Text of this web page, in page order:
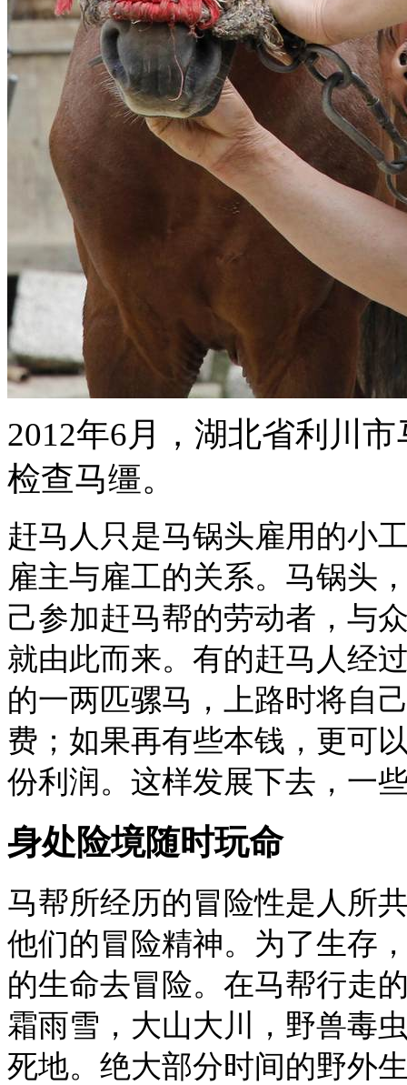
2012年6月，湖北省利川
检查马缰。
赶马人只是马锅头雇用的小
雇主与雇工的关系。马锅头
己参加赶马帮的劳动者，与
就由此而来。有的赶马人经
的一两匹骡马，上路时将自
费；如果再有些本钱，更可
份利润。这样发展下去，一
身处险境随时玩命
马帮所经历的冒险性是人所
他们的冒险精神。为了生存
的生命去冒险。在马帮行走
霜雨雪，大山大川，野兽毒
死地。绝大部分时间的野外